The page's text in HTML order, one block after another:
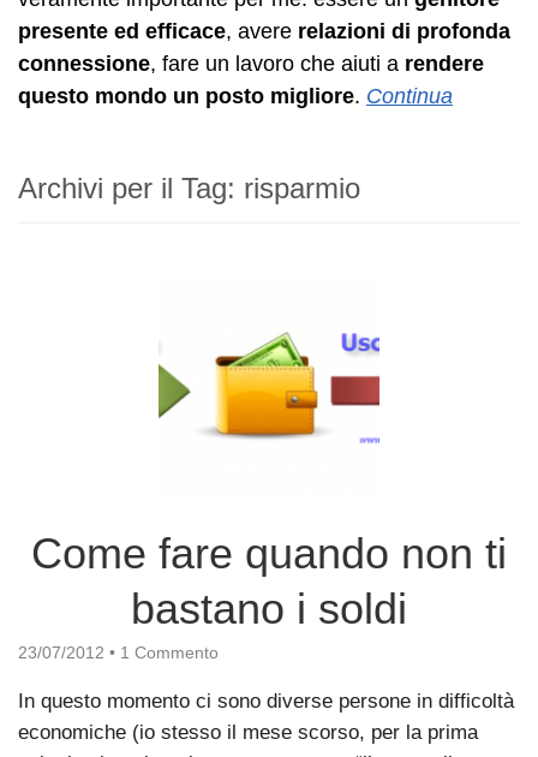
presente ed efficace, avere relazioni di profonda
connessione, fare un lavoro che aiuti a rendere
questo mondo un posto migliore. Continua
Archivi per il Tag: risparmio
Come fare quando non ti
bastano i soldi
23/07/2012 • 1 Commento
In questo momento ci sono diverse persone in difficoltà
economiche (io stesso il mese scorso, per la prima